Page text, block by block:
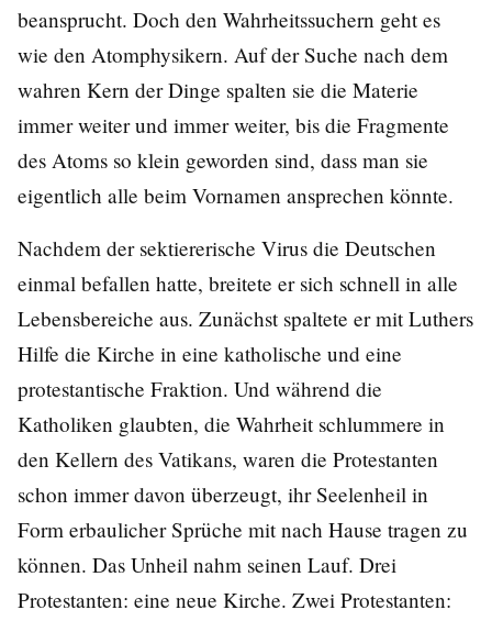
beansprucht. Doch den Wahrheitssuchern geht es
wie den Atomphysikern. Auf der Suche nach dem
wahren Kern der Dinge spalten sie die Materie
immer weiter und immer weiter, bis die Fragmente
des Atoms so klein geworden sind, dass man sie
eigentlich alle beim Vornamen ansprechen könnte.
Nachdem der sektiererische Virus die Deutschen
einmal befallen hatte, breitete er sich schnell in alle
Lebensbereiche aus. Zunächst spaltete er mit Luthers
Hilfe die Kirche in eine katholische und eine
protestantische Fraktion. Und während die
Katholiken glaubten, die Wahrheit schlummere in
den Kellern des Vatikans, waren die Protestanten
schon immer davon überzeugt, ihr Seelenheil in
Form erbaulicher Sprüche mit nach Hause tragen zu
können. Das Unheil nahm seinen Lauf. Drei
Protestanten: eine neue Kirche. Zwei Protestanten: